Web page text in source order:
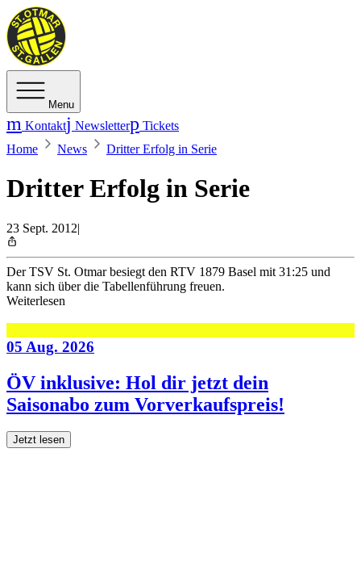
Menu
Kontakt Newsletter
Tickets
Home
News Dritter Erfolg in Serie
Dritter Erfolg in Serie
23 Sept. 2012|
Der TSV St. Otmar besiegt den RTV 1879 Basel mit 31:25 und
kann sich über die Tabellenführung freuen.
Weiterlesen
05 Aug. 2026
ÖV inklusive: Hol dir jetzt dein
Saisonabo zum Vorverkaufspreis!
Jetzt lesen